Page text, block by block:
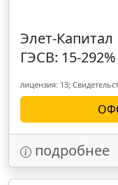
Элет-Капитал
ГЭСВ: 15-292%
лицензия: 13;
подробнее